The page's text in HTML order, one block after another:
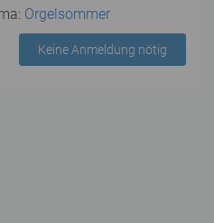
Orgelsommer
Keine Anmeldung nötig